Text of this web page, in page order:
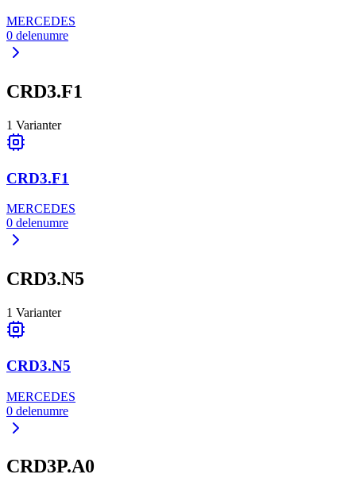
MERCEDES
0 delenumre
CRD3.F1
1 Varianter
CRD3.F1
MERCEDES
0 delenumre
CRD3.N5
1 Varianter
CRD3.N5
MERCEDES
0 delenumre
CRD3P.A0